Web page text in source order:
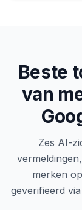
Beste
van
Zes AI-
merken
geverifieerd